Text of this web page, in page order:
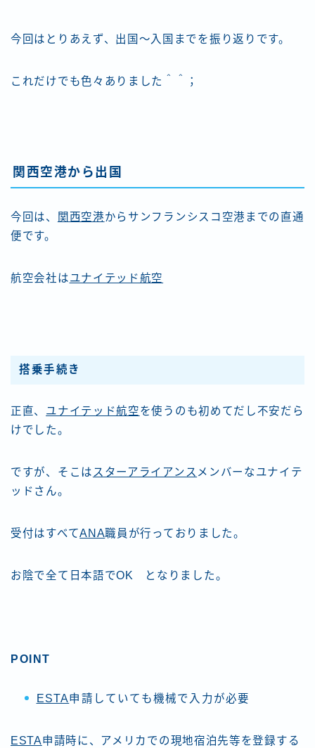
今回はとりあえず、出国～入国までを振り返りです。
これだけでも色々ありました＾＾；
関西空港から出国
今回は、 関西空港からサンフランシスコ空港までの直通
便です。
航空会社はユナイテッド航空
搭乗手続き
正直、 ユナイテッド航空を使うのも初めてだし不安だら
けでした。
ですが、そこは スターアライアンス メンバーなユナイテ
ッドさん。
受付はすべてANA職員が行っておりました。
お陰で全て日本語でOK となりました。
POINT
ESTA申請していても機械で入力が必要
ESTA申請時に、アメリカでの現地宿泊先等を登録する